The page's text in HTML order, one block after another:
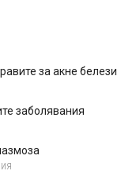
за акне белези
заболявания